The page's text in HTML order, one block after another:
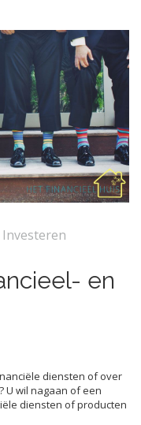
en
diensten of over
U wil nagaan of een
diensten of producten